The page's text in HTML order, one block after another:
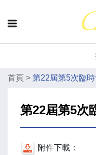
首頁 > 第22屆第5次臨時
第22屆第5次
附件下載：